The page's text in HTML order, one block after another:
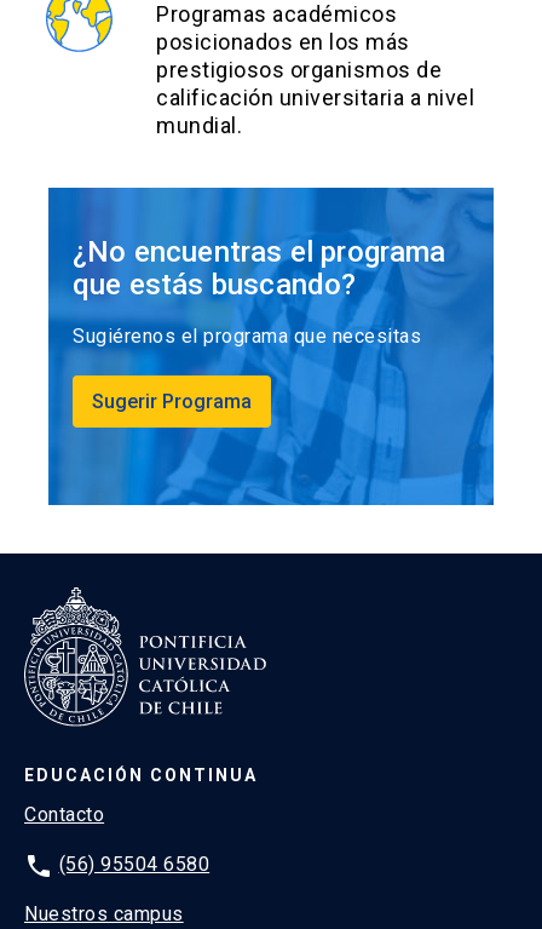
Programas académicos
posicionados en los más
prestigiosos organismos de
calificación universitaria a nivel
mundial.
¿No encuentras el programa
que estás buscando?
Sugiérenos el programa que necesitas
Sugerir Programa
EDUCACIÓN CONTINUA
Contacto
phone (56) 95504 6580
Nuestros campus